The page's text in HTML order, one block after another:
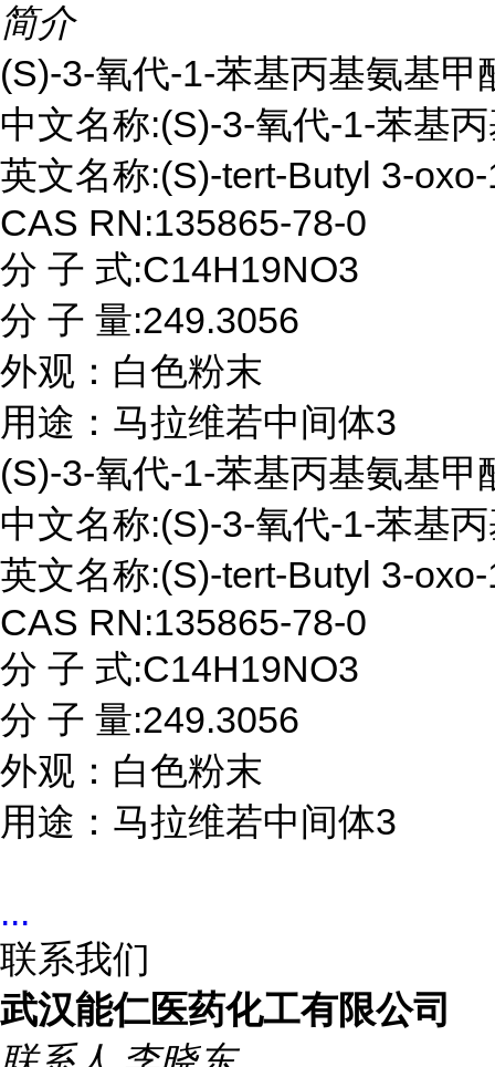
简介
(S)-3-氧代-1-苯基丙基氨基甲
中文名称:(S)-3-氧代-1-苯基
英文名称:(S)-tert-Butyl 3-
CAS RN:135865-78-0
分 子 式:C14H19NO3
分 子 量:249.3056
外观：白色粉末
用途：马拉维若中间体3
(S)-3-氧代-1-苯基丙基氨基甲
中文名称:(S)-3-氧代-1-苯基
英文名称:(S)-tert-Butyl 3-
CAS RN:135865-78-0
分 子 式:C14H19NO3
分 子 量:249.3056
外观：白色粉末
用途：马拉维若中间体3
...
联系我们
武汉能仁医药化工有限公司